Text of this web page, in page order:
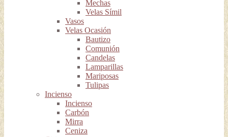
Mechas
Velas Símil
Vasos
Velas Ocasión
Bautizo
Comunión
Candelas
Lamparillas
Mariposas
Tulipas
Incienso
Incienso
Carbón
Mirra
Ceniza